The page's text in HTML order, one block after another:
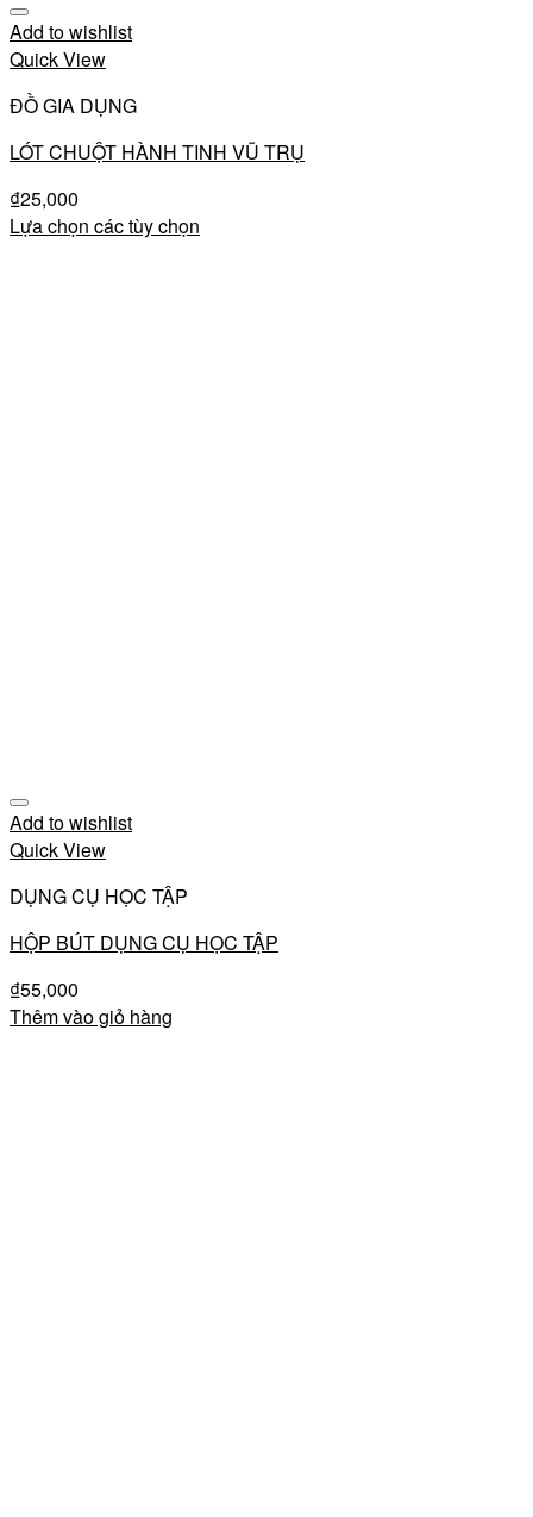
Add to wishlist
Quick View
ĐỒ GIA DỤNG
LÓT CHUỘT HÀNH TINH VŨ TRỤ
₫25,000
Lựa chọn các tùy chọn
Add to wishlist
Quick View
DỤNG CỤ HỌC TẬP
HỘP BÚT DỤNG CỤ HỌC TẬP
₫55,000
Thêm vào giỏ hàng